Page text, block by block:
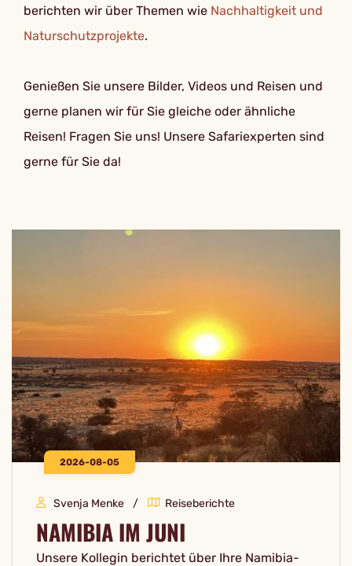
berichten wir über Themen wie Nachhaltigkeit und
Naturschutzprojekte.
Genießen Sie unsere Bilder, Videos und Reisen und
gerne planen wir für Sie gleiche oder ähnliche
Reisen! Fragen Sie uns! Unsere Safariexperten sind
gerne für Sie da!
2026-08-05
Svenja Menke Reiseberichte
NAMIBIA IM JUNI
Unsere Kollegin berichtet über Ihre Namibia-